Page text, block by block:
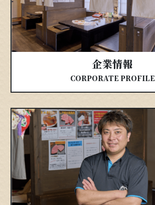
企業情報
CORPORATE PROFILE